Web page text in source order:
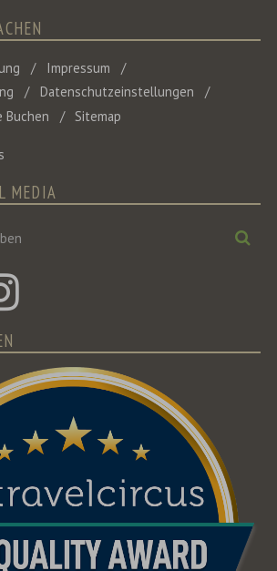
Impressum
Datenschutzeinstellungen
Buchen Sitemap
MEDIA